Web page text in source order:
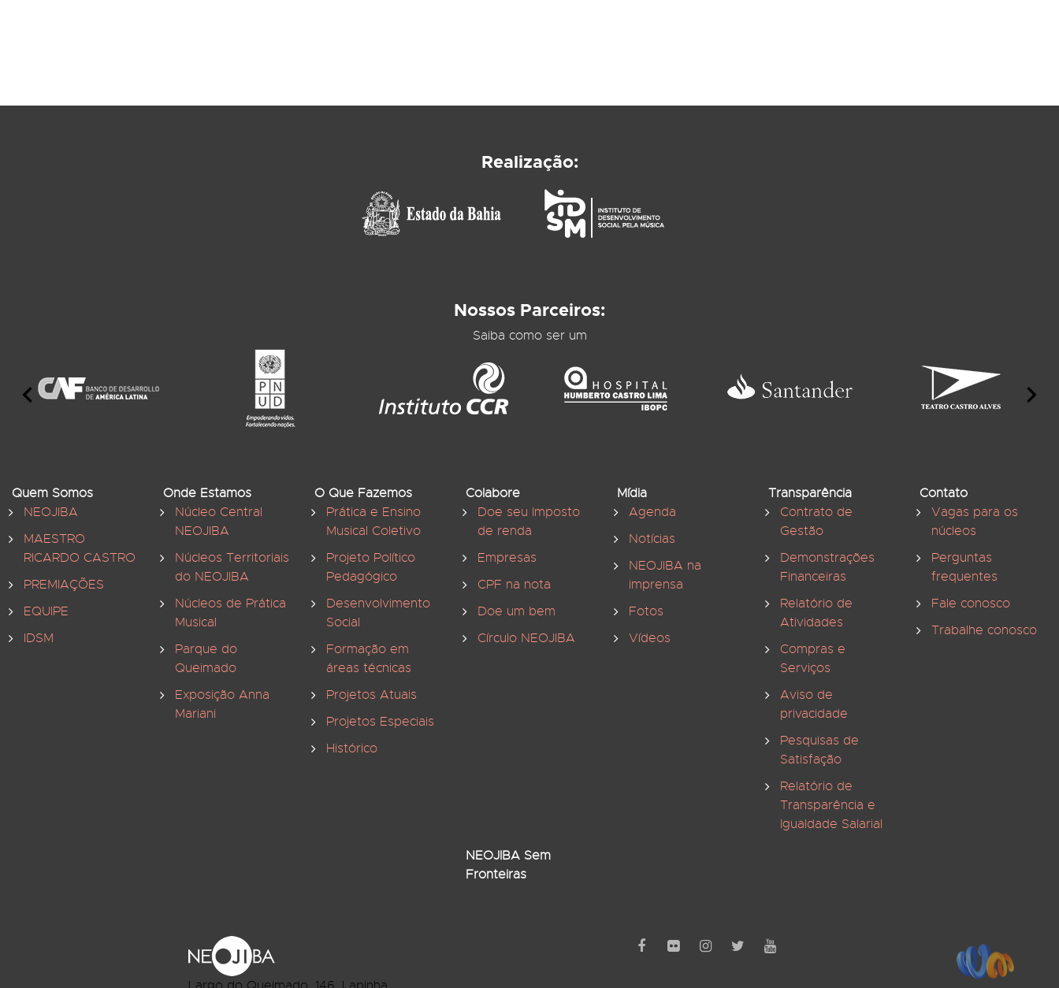
Realização:
Nossos Parceiros:
Saiba como ser um
Quem Somos
NEOJIBA
MAESTRO
RICARDO CASTRO
PREMIAÇÕES
EQUIPE
IDSM
Onde Estamos
Núcleo Central
NEOJIBA
Núcleos Territoriais
do NEOJIBA
Núcleos de Prática
Musical
Parque do
Queimado
Exposição Anna
Mariani
O Que Fazemos
Prática e Ensino
Musical Coletivo
Projeto Político
Pedagógico
Desenvolvimento
Social
Formação em
áreas técnicas
Projetos Atuais
Projetos Especiais
Histórico
Colabore
Doe seu Imposto
de renda
Empresas
CPF na nota
Doe um bem
Círculo NEOJIBA
Mídia
Agenda
Notícias
NEOJIBA na
imprensa
Fotos
Vídeos
Transparência
Contrato de
Gestão
Demonstrações
Financeiras
Relatório de
Atividades
Compras e
Serviços
Aviso de
privacidade
Pesquisas de
Satisfação
Relatório de
Transparência e
Igualdade Salarial
Contato
Vagas para os
núcleos
Perguntas
frequentes
Fale conosco
Trabalhe conosco
NEOJIBA Sem
Fronteiras